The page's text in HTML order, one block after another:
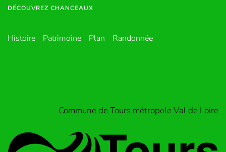
DÉCOUVREZ CHANCEAUX
Histoire Patrimoine Plan Randonnée
Commune de Tours métropole Val de Loire